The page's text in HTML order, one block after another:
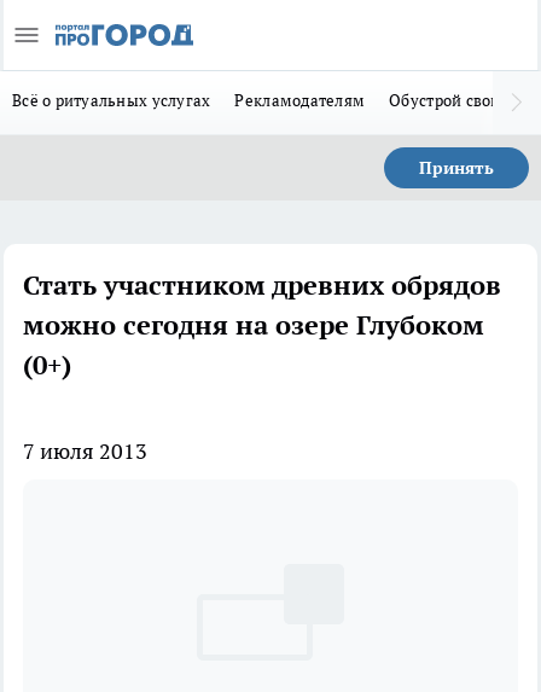
Всё о ритуальных услугах Рекламодателям Обустрой свой дом
Принять
Стать участником древних обрядов
можно сегодня на озере Глубоком
(0+)
7 июля 2013